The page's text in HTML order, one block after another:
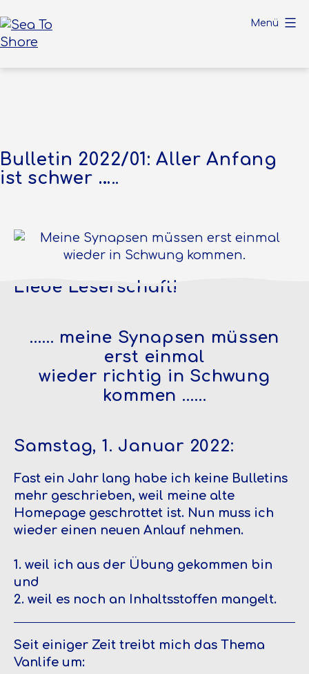
Inhalt
springen
Menü
Bulletin 2022/01: Aller Anfang
ist schwer …..
Liebe Leserschaft!
…… meine Synapsen müssen
erst einmal
wieder richtig in Schwung
kommen ……
Samstag, 1. Januar 2022:
Fast ein Jahr lang habe ich keine Bulletins
mehr geschrieben, weil meine alte
Homepage geschrottet ist. Nun muss ich
wieder einen neuen Anlauf nehmen.
1. weil ich aus der Übung gekommen bin
und
2. weil es noch an Inhaltsstoffen mangelt.
Seit einiger Zeit treibt mich das Thema
Vanlife um: